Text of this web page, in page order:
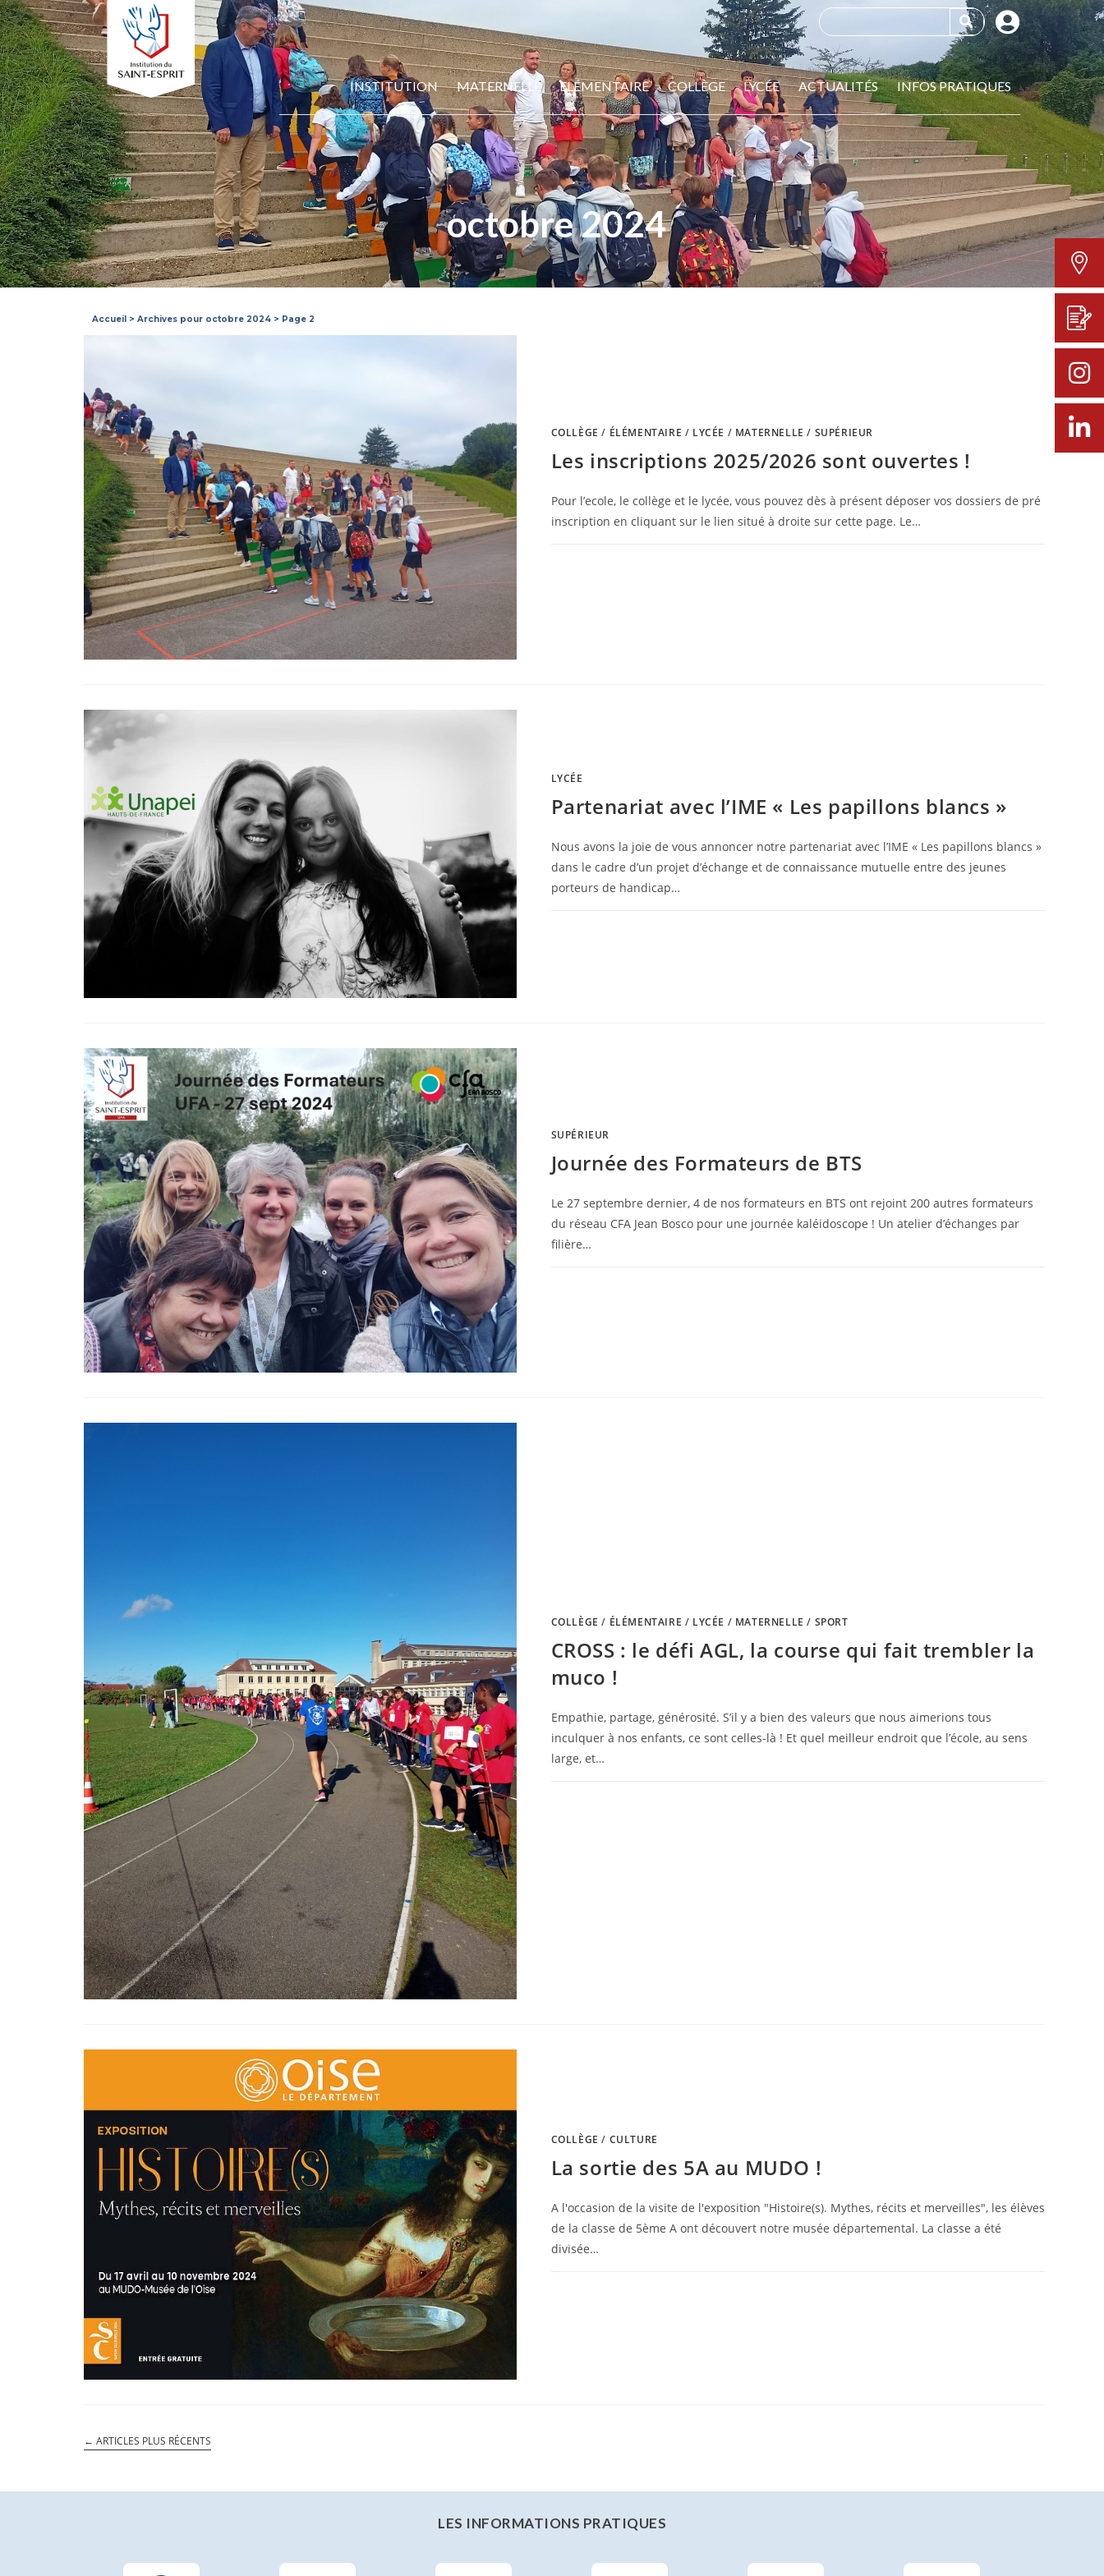
INSTITUTION MATERNELLE ELÉMENTAIRE COLLÈGE LYCÉE ACTUALITÉS INFOS PRATIQUES
octobre 2024
Accueil > Archives pour octobre 2024 > Page 2
COLLÈGE / ÉLÉMENTAIRE / LYCÉE / MATERNELLE / SUPÉRIEUR
Les inscriptions 2025/2026 sont ouvertes !
Pour l’ecole, le collège et le lycée, vous pouvez dès à présent déposer vos dossiers de pré
inscription en cliquant sur le lien situé à droite sur cette page. Le…
LYCÉE
Partenariat avec l’IME « Les papillons blancs »
Nous avons la joie de vous annoncer notre partenariat avec l’IME « Les papillons blancs »
dans le cadre d’un projet d’échange et de connaissance mutuelle entre des jeunes
porteurs de handicap…
SUPÉRIEUR
Journée des Formateurs de BTS
Le 27 septembre dernier, 4 de nos formateurs en BTS ont rejoint 200 autres formateurs
du réseau CFA Jean Bosco pour une journée kaléidoscope ! Un atelier d’échanges par
filière…
COLLÈGE / ÉLÉMENTAIRE / LYCÉE / MATERNELLE / SPORT
CROSS : le défi AGL, la course qui fait trembler la
muco !
Empathie, partage, générosité. S’il y a bien des valeurs que nous aimerions tous
inculquer à nos enfants, ce sont celles-là ! Et quel meilleur endroit que l’école, au sens
large, et…
COLLÈGE / CULTURE
La sortie des 5A au MUDO !
A l'occasion de la visite de l'exposition "Histoire(s). Mythes, récits et merveilles", les élèves
de la classe de 5ème A ont découvert notre musée départemental. La classe a été
divisée…
← ARTICLES PLUS RÉCENTS
LES INFORMATIONS PRATIQUES